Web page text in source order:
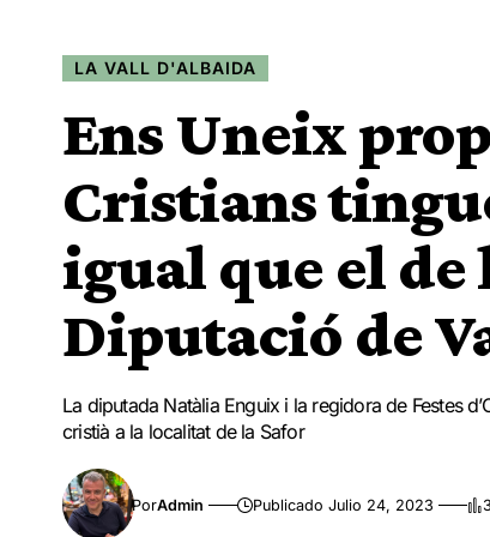
LA VALL D'ALBAIDA
Ens Uneix
Cristians
igual que el de
Diputació de
La diputada Natàlia Enguix i la regidora de Festes
cristià a la localitat de la Safor
PorAdmin Publicado Julio 24, 2023